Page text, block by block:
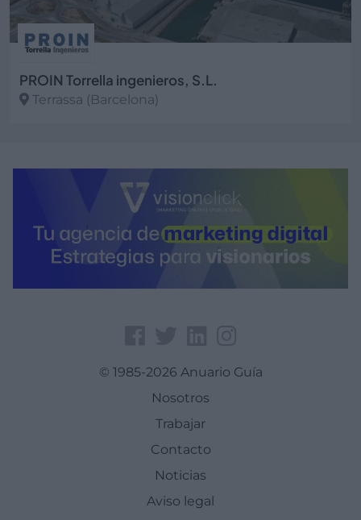
PROIN Torrella ingenieros, S.L.
Terrassa (Barcelona)
© 1985-2026 Anuario Guía
Nosotros
Trabajar
Contacto
Noticias
Aviso legal